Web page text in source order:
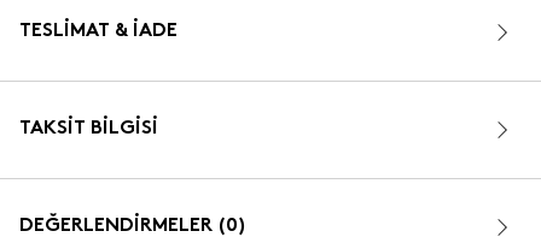
TESLIMAT & İADE
TAKSIT BILGISI
DEĞERLENDİRMELER (0)